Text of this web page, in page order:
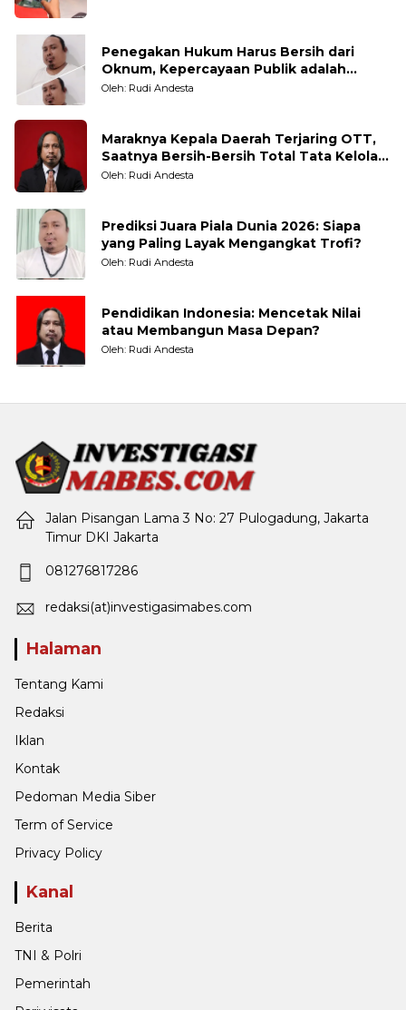
Penegakan Hukum Harus Bersih dari
Oknum, Kepercayaan Publik adalah
Taruhannya
Oleh: Rudi Andesta
Maraknya Kepala Daerah Terjaring OTT,
Saatnya Bersih-Bersih Total Tata Kelola
Pemerintahan
Oleh: Rudi Andesta
Prediksi Juara Piala Dunia 2026: Siapa
yang Paling Layak Mengangkat Trofi?
Oleh: Rudi Andesta
Pendidikan Indonesia: Mencetak Nilai
atau Membangun Masa Depan?
Oleh: Rudi Andesta
Jalan Pisangan Lama 3 No: 27 Pulogadung, Jakarta
Timur DKI Jakarta
081276817286
redaksi(at)investigasimabes.com
Halaman
Tentang Kami
Redaksi
Iklan
Kontak
Pedoman Media Siber
Term of Service
Privacy Policy
Kanal
Berita
TNI & Polri
Pemerintah